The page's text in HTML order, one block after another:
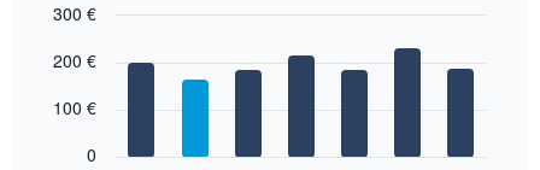
Diagramm
Achse,
chart
bars.
graphic.
0
100 €
200 €
300 €